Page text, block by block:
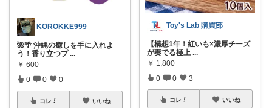
KOROKKE999
🌺🌴 沖縄の癒しを手に入れよ
う！香り立つプ ...
￥ 600
0 0 0
コレ いいね
Toy's Lab 購買部
【構想1年！紅いも×濃厚チーズ
が奏でる極上 ...
￥ 1,800
0 0 3
コレ いいね